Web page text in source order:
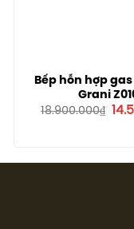
Bếp hỗn hợp
Grani
18.900.000₫ Giá